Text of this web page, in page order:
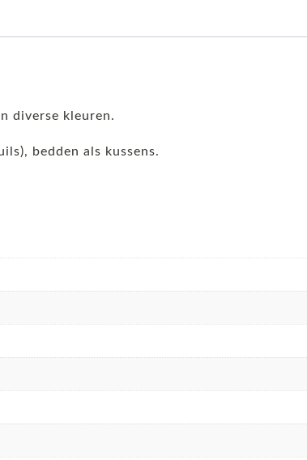
diverse kleuren.
bedden als kussens.